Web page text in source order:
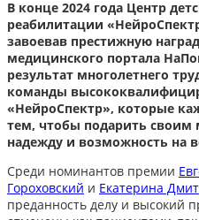
В конце 2024 года Центр
реабилитации
завоевав престижную
медицинского портала
результат многолетнего
команды
«НейроСпектр», которые
тем, чтобы подарить
надежду и возможность на
Среди номинантов премии
Гороховский и Екатерина
преданность делу и высокий